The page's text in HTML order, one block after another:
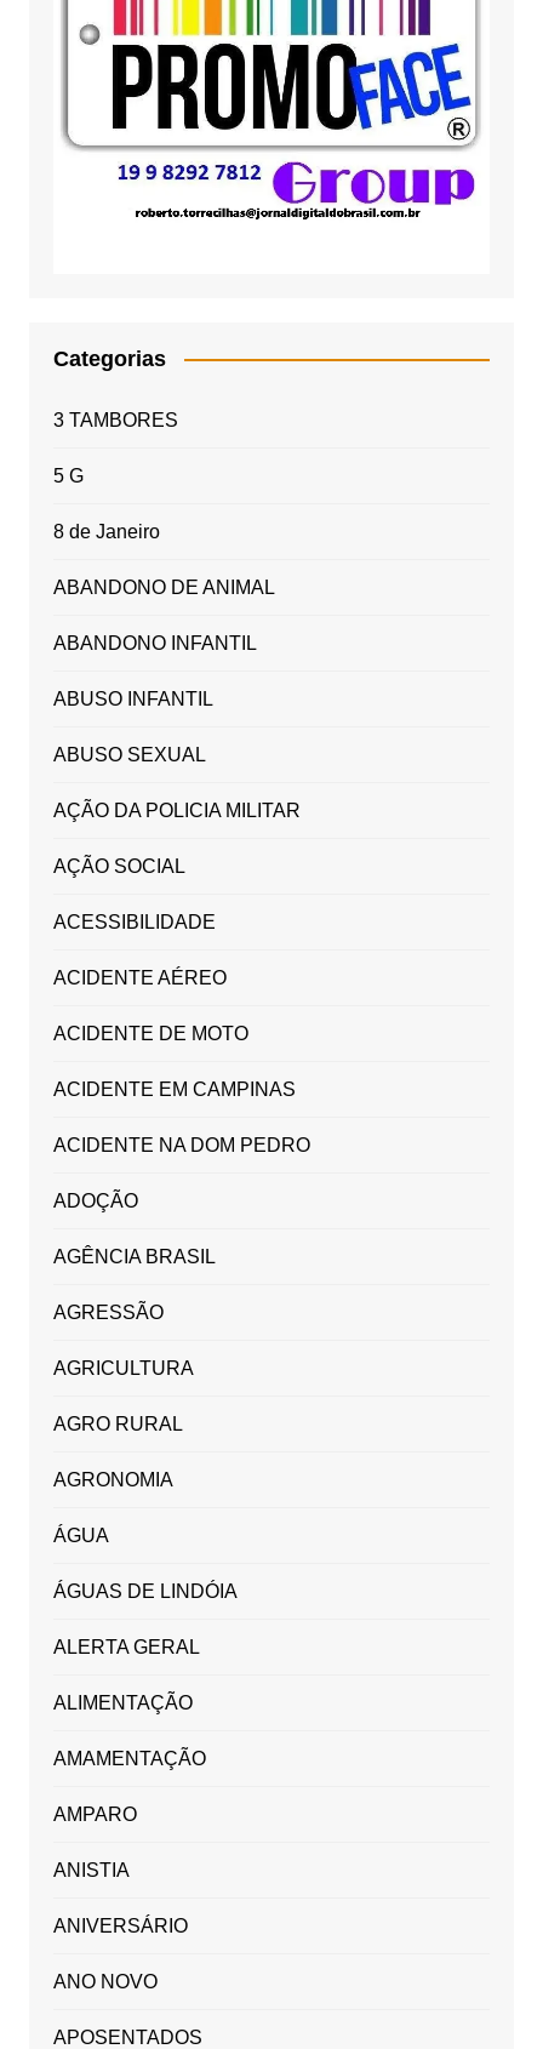
Categorias
3 TAMBORES
5 G
8 de Janeiro
ABANDONO DE ANIMAL
ABANDONO INFANTIL
ABUSO INFANTIL
ABUSO SEXUAL
AÇÃO DA POLICIA MILITAR
AÇÃO SOCIAL
ACESSIBILIDADE
ACIDENTE AÉREO
ACIDENTE DE MOTO
ACIDENTE EM CAMPINAS
ACIDENTE NA DOM PEDRO
ADOÇÃO
AGÊNCIA BRASIL
AGRESSÃO
AGRICULTURA
AGRO RURAL
AGRONOMIA
ÁGUA
ÁGUAS DE LINDÓIA
ALERTA GERAL
ALIMENTAÇÃO
AMAMENTAÇÃO
AMPARO
ANISTIA
ANIVERSÁRIO
ANO NOVO
APOSENTADOS